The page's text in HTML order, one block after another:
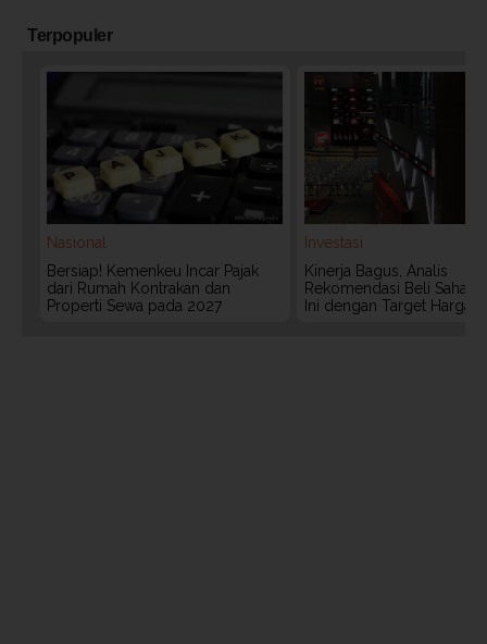
Terpopuler
Nasional
Bersiap! Kemenkeu Incar Pajak
dari Rumah Kontrakan dan
Properti Sewa pada 2027
Investasi
Kinerja Bagus, Analis
Rekomendasi Beli Saham
Ini dengan Target Harga